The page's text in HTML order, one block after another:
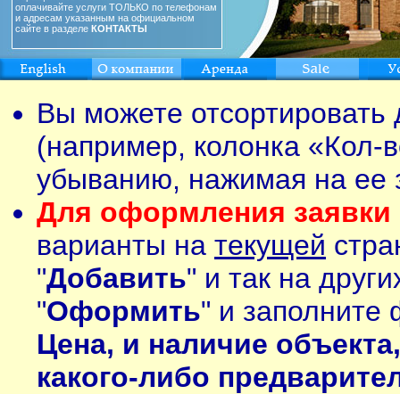
оплачивайте услуги ТОЛЬКО по телефонам
и адресам указанным на официальном
сайте в разделе КОНТАКТЫ
Вы можете
(например, колонка «Кол-
убыванию, нажимая на ее
Для оформления заявки
варианты на текущей
"Добавить" и так на
"Оформить" и заполните
Цена, и наличие
какого-либо